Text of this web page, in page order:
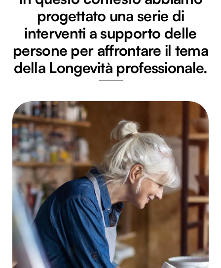
progettato una serie di
interventi a supporto delle
persone per affrontare il tema
della Longevità professionale.